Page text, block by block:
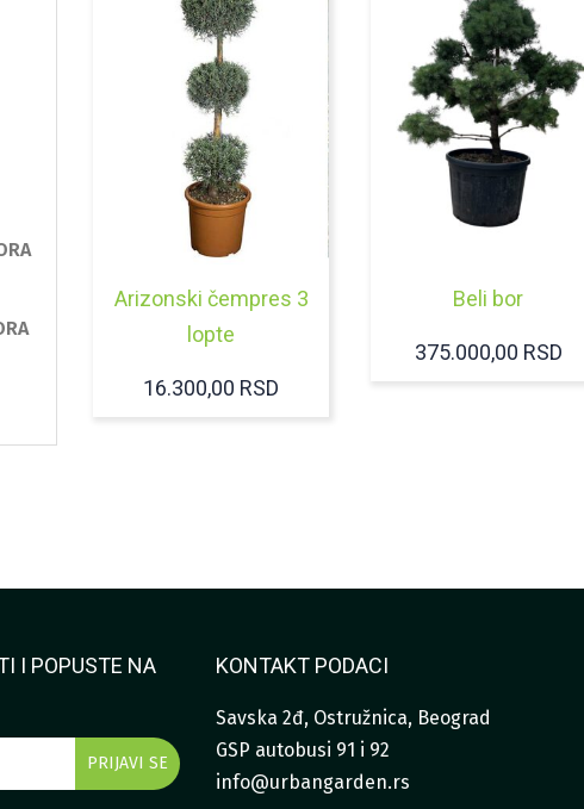
Arizonski čempres 3
lopte
16.300,00 RSD
Beli bor
375.000,00 RSD
I POPUSTE NA
KONTAKT PODACI
Savska 2đ, Ostružnica, Beograd
GSP autobusi 91 i 92
info@urbangarden.rs